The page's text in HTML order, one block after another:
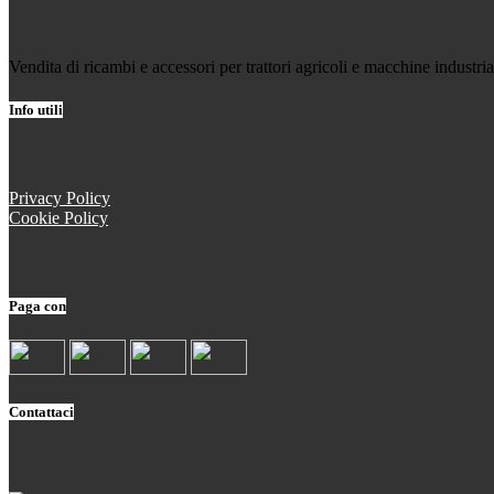
Vendita di ricambi e accessori per trattori agricoli e macchine
Info utili
Privacy Policy
Cookie Policy
Paga con
Contattaci